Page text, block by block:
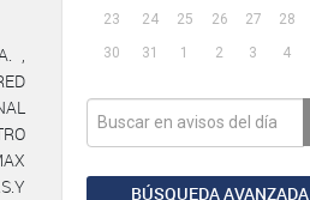
23
24 25 26 27 28
30
31 1 2 3 4
BÚSQUEDA AVANZADA
,